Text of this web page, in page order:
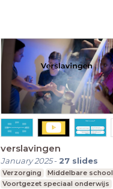
verslavingen
January 2025- 27 slides
Verzorging
Middelbare school
Voortgezet speciaal onderwijs